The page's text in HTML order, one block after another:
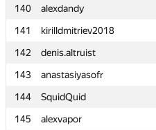
140
alexdandy
141
kirilldmitriev2018
142
denis.altruist
143
anastasiyasofr
144
SquidQuid
145
alexvapor
140
alexdandy
141
kirilldmitriev2018
142
denis.altruist
143
anastasiyasofr
144
SquidQuid
145
alexvapor